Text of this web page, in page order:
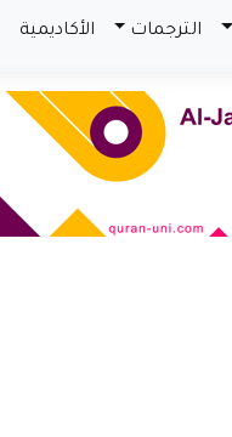
الترجمات الأكاديمية